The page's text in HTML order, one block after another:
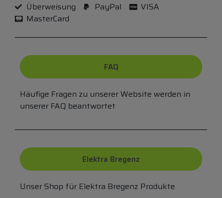
Überweisung
PayPal
VISA
MasterCard
FAQ
Häufige Fragen zu unserer Website werden in
unserer FAQ beantwortet
Elektra Bregenz
Unser Shop für Elektra Bregenz Produkte